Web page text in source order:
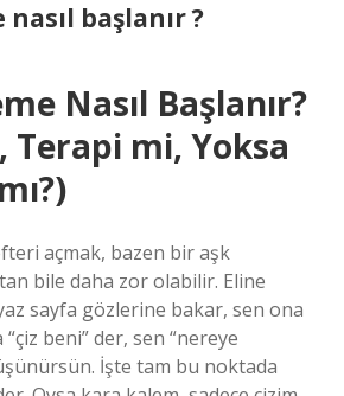
başlanır ?
Nasıl Başlanır?
Terapi mi, Yoksa
açmak, bazen bir aşk
bile daha zor olabilir. Eline
sayfa gözlerine bakar, sen ona
beni” der, sen “nereye
İşte tam bu noktada